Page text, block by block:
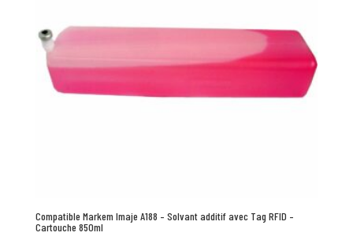
Compatible Markem Imaje A188 – Solvant additif avec Tag RFID –
Cartouche 850ml